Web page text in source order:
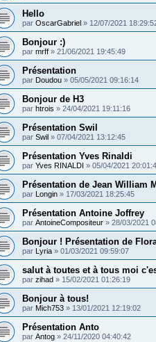
Hello
par OscarGabriel » 12/07/2021
Bonjour :)
par mrff » 21/06/2021 19:45:49
Présentation
par Doudou » 05/05/2021 09:16:14
Bonjour de H3
par htrois » 24/04/2021 19:11:16
Présentation Swil
par Swil » 07/04/2021 13:12:45
Présentation Yves Rinaldi
par Yves RINALDI » 05/04/2021
Présentation de Jean William
par Longin » 17/03/2021 18:25:45
Présentation Antoine Joffrey
par AntoineCompositeur » 28/03/2021
Bonjour ! Présentation de
par Lyria » 01/03/2021 09:59:07
salut à toutes et à tous moi
par zihad » 15/02/2021 01:26:19
Bonjour à tous!
par Mich753 » 13/01/2021 12:19:02
Présentation Anto
par Antog » 24/11/2020 04:40:42